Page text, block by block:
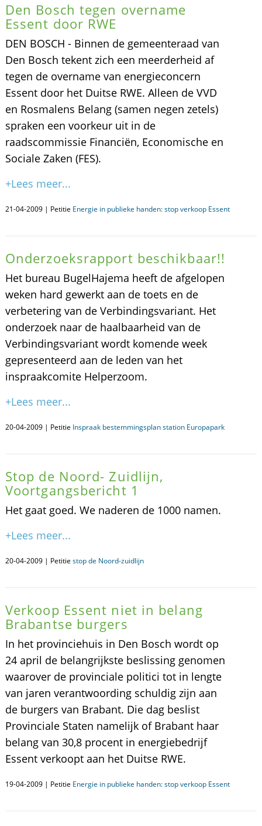
Den Bosch tegen overname
Essent door RWE
DEN BOSCH - Binnen de gemeenteraad van
Den Bosch tekent zich een meerderheid af
tegen de overname van energieconcern
Essent door het Duitse RWE. Alleen de VVD
en Rosmalens Belang (samen negen zetels)
spraken een voorkeur uit in de
raadscommissie Financiën, Economische en
Sociale Zaken (FES).
+Lees meer...
21-04-2009 | Petitie Energie in publieke handen: stop verkoop Essent
Onderzoeksrapport beschikbaar!!
Het bureau BugelHajema heeft de afgelopen
weken hard gewerkt aan de toets en de
verbetering van de Verbindingsvariant. Het
onderzoek naar de haalbaarheid van de
Verbindingsvariant wordt komende week
gepresenteerd aan de leden van het
inspraakcomite Helperzoom.
+Lees meer...
20-04-2009 | Petitie Inspraak bestemmingsplan station Europapark
Stop de Noord- Zuidlijn,
Voortgangsbericht 1
Het gaat goed. We naderen de 1000 namen.
+Lees meer...
20-04-2009 | Petitie stop de Noord-zuidlijn
Verkoop Essent niet in belang
Brabantse burgers
In het provinciehuis in Den Bosch wordt op
24 april de belangrijkste beslissing genomen
waarover de provinciale politici tot in lengte
van jaren verantwoording schuldig zijn aan
de burgers van Brabant. Die dag beslist
Provinciale Staten namelijk of Brabant haar
belang van 30,8 procent in energiebedrijf
Essent verkoopt aan het Duitse RWE.
19-04-2009 | Petitie Energie in publieke handen: stop verkoop Essent